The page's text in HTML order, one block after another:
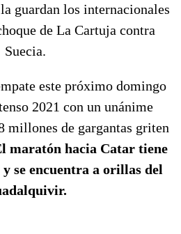
guardan los internacionales
de La Cartuja contra
Suecia.
este próximo domingo
2021 con un unánime
millones de gargantas griten
maratón hacia Catar tiene
se encuentra a orillas del